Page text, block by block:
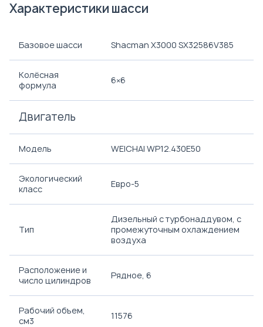
Характеристики шасси
Базовое шасси Shacman X3000 SX32586V385
Колёсная
формула
6×6
Двигатель
Модель WEICHAI WP12.430E50
Экологический
класс
Евро-5
Тип
Дизельный с турбонаддувом, с
промежуточным охлаждением
воздуха
Расположение и
число цилиндров
Рядное, 6
Рабочий объем,
см3
11576